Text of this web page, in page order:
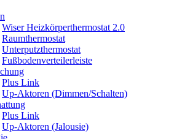
Wiser Heizkörperthermostat 2.0
Raumthermostat
Unterputzthermostat
Fußbodenverteilerleiste
Plus Link
Up-Aktoren (Dimmen/Schalten)
Plus Link
Up-Aktoren (Jalousie)